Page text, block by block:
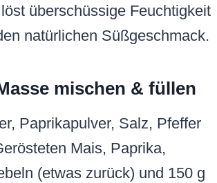
überschüssige Feuchtigkeit
natürlichen Süßgeschmack.
mischen & füllen
Paprikapulver, Salz, Pfeffer
Mais, Paprika,
(etwas zurück) und 150 g